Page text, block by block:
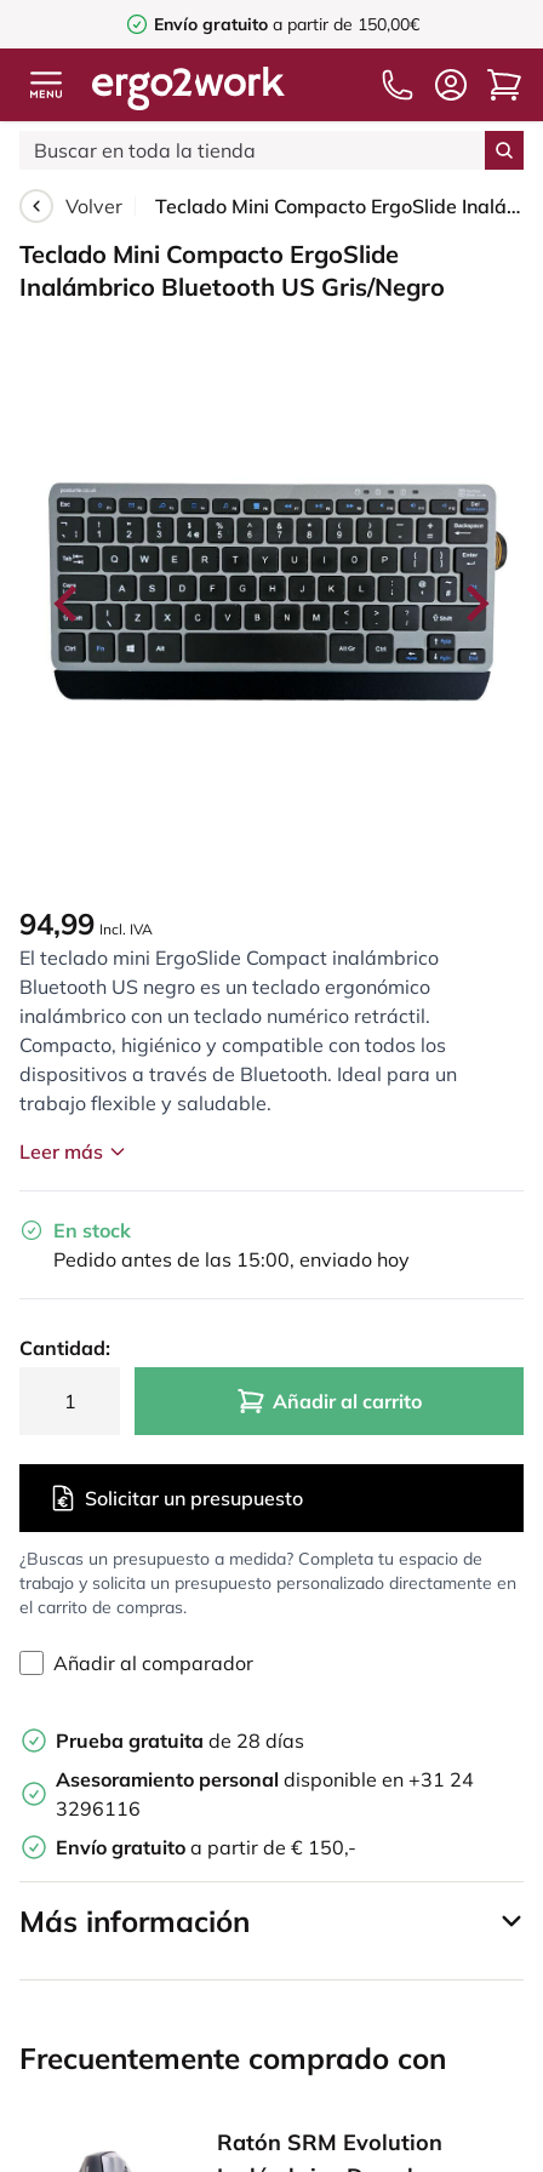
Envío gratuito a partir de 150,00€
Volver Teclado Mini Compacto ErgoSlide Inalámbrico Bluetooth US Gris/Negro
Teclado Mini Compacto ErgoSlide
Inalámbrico Bluetooth US Gris/Negro
94,99 Incl. IVA
El teclado mini ErgoSlide Compact inalámbrico
Bluetooth US negro es un teclado ergonómico
inalámbrico con un teclado numérico retráctil.
Compacto, higiénico y compatible con todos los
dispositivos a través de Bluetooth. Ideal para un
trabajo flexible y saludable.
Leer más
En stock
Pedido antes de las 15:00, enviado hoy
Cantidad:
Añadir al carrito
¿Buscas un presupuesto a medida? Completa tu espacio de
trabajo y solicita un presupuesto personalizado directamente en
el carrito de compras.
Solicitar un presupuesto
Añadir al comparador
Prueba gratuita de 28 días
Asesoramiento personal disponible en +31 24
3296116
Envío gratuito a partir de € 150,-
Más información
Frecuentemente comprado con
Ratón SRM Evolution